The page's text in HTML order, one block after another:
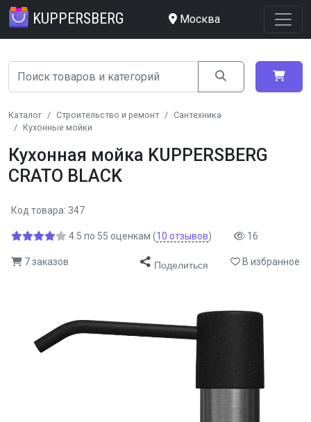
KUPPERSBERG Москва
Каталог Строительство и ремонт
Сантехника
Кухонные мойки
Кухонная мойка KUPPERSBERG
CRATO BLACK
Код товара: 347
4.5 по 55 оценкам (10 отзывов) 16
7 заказов Поделиться В избранное